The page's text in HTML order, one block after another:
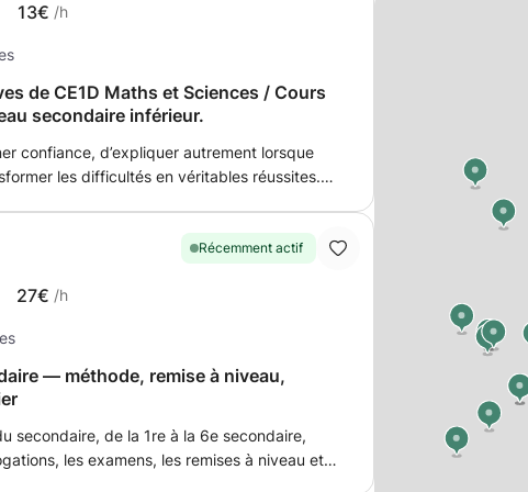
13€ /h
de CE1D Maths et Sciences / Cours
secondaire inférieur.
confiance, d’expliquer autrement lorsque
les difficultés en véritables réussites.
j’accompagne l’élève dans la mise en
assurance et méthode.
Récemment actif
27€ /h
— méthode, remise à niveau,
secondaire, de la 1re à la 6e secondaire,
les examens, les remises à niveau et